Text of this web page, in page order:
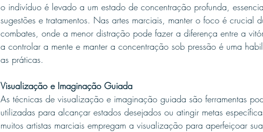
o indivíduo é levado a um estado de concentração profunda,
sugestões e tratamentos. Nas artes marciais, manter o foco é crucial
combates, onde a menor distração pode fazer a diferença entre a
a controlar a mente e manter a concentração sob pressão é uma
as práticas.
Visualização e Imaginação Guiada
As técnicas de visualização e imaginação guiada são ferramentas
utilizadas para alcançar estados desejados ou atingir metas
muitos artistas marciais empregam a visualização para aperfeiçoar